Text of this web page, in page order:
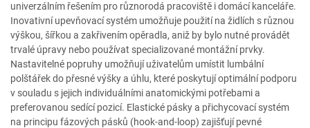
univerzálním řešením pro různorodá pracoviště i domácí kanceláře.
Inovativní upevňovací systém umožňuje použití na židlích s různou
výškou, šířkou a zakřivením opěradla, aniž by bylo nutné provádět
trvalé úpravy nebo používat specializované montážní prvky.
Nastavitelné popruhy umožňují uživatelům umístit lumbální
polštářek do přesné výšky a úhlu, které poskytují optimální podporu
v souladu s jejich individuálními anatomickými potřebami a
preferovanou sedící pozicí. Elastické pásky a přichycovací systém
na principu fázových pásků (hook-and-loop) zajišťují pevné